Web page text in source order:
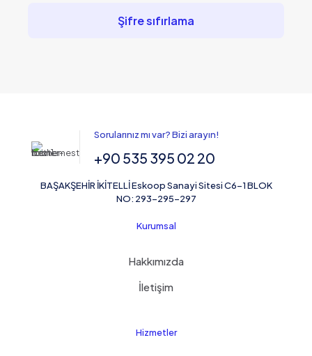
Şifre sıfırlama
Sorularınız mı var? Bizi arayın!
+90 535 395 02 20
BAŞAKŞEHİR İKİTELLİ Eskoop Sanayi Sitesi C6-1 BLOK
NO: 293-295-297
Kurumsal
Hakkımızda
İletişim
Hizmetler